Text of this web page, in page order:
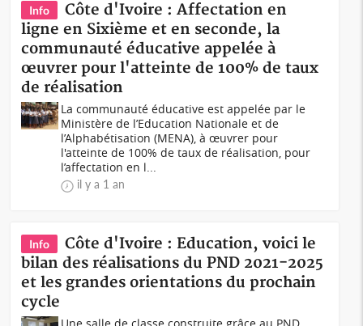
Info
Côte d'Ivoire : Affectation en
ligne en Sixième et en seconde, la
communauté éducative appelée à
œuvrer pour l'atteinte de 100% de taux
de réalisation
La communauté éducative est appelée par le
Ministère de l’Education Nationale et de
l’Alphabétisation (MENA), à œuvrer pour
l'atteinte de 100% de taux de réalisation, pour
l’affectation en l...
il y a 1 an
Info
Côte d'Ivoire : Education, voici le
bilan des réalisations du PND 2021-2025
et les grandes orientations du prochain
cycle